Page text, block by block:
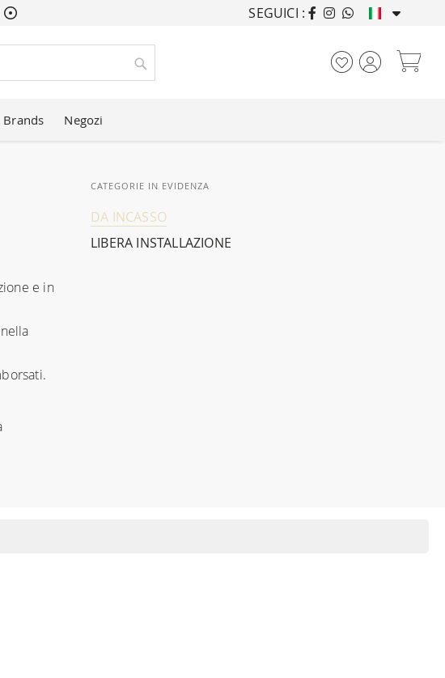
ARREDANDO CASE
SEGUICI :
Cerca
Brands Negozi
e in
CATEGORIE IN EVIDENZA
DA INCASSO
LIBERA INSTALLAZIONE